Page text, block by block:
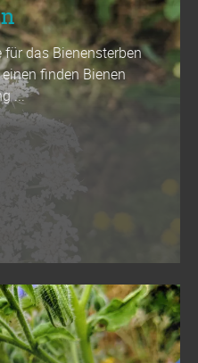
das Bienensterben
finden Bienen
...